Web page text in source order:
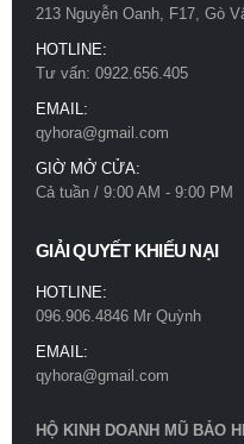
213 Nguyễn Oanh, F17, Gò
HOTLINE:
Tư vấn: 0922.656.405
EMAIL:
qyhora@gmail.com
GIỜ MỞ CỬA:
Cả tuần / 9:00 AM - 9:00 PM
GIẢI QUYẾT KHIẾU NẠI
HOTLINE:
096.906.4846 Mr Quỳnh
EMAIL:
qyhora@gmail.com
HỘ KINH DOANH MŨ BẢO